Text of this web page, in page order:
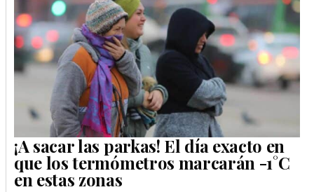
¡A sacar las parkas! El día exacto en
que los termómetros marcarán -1°C
en estas zonas